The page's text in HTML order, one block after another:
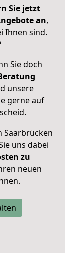
Sie jetzt
an,
Ihnen sind.
Sie doch
unsere
gerne auf
Saarbrücken
uns dabei
zu
neuen